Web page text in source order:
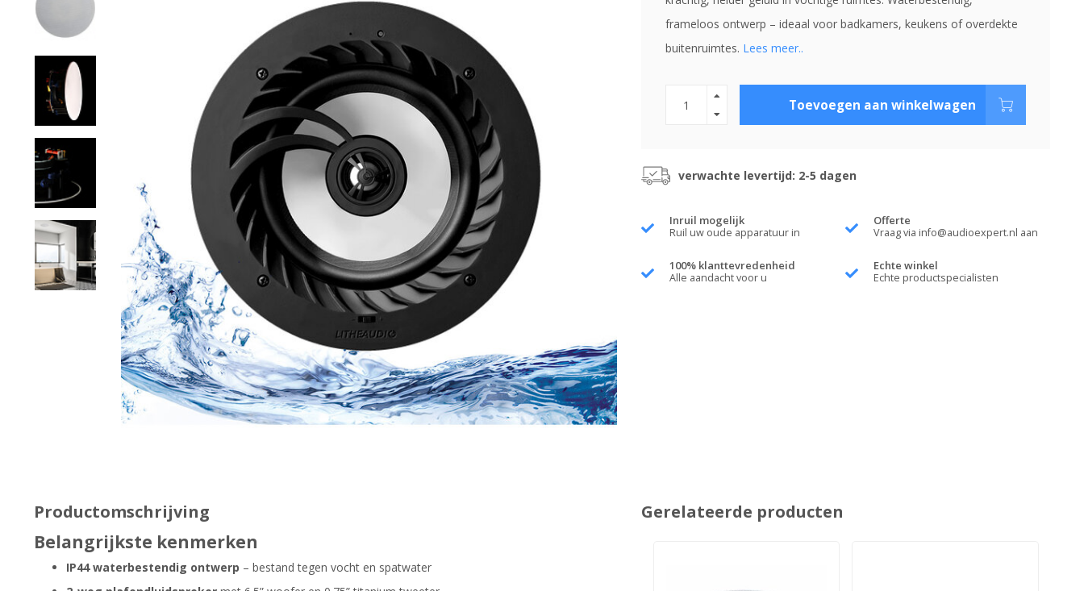
frameloos ontwerp – ideaal voor badkamers, keukens of overdekte
buitenruimtes. Lees meer..
Toevoegen aan winkelwagen
verwachte levertijd: 2-5 dagen
Inruil mogelijk
Ruil uw oude apparatuur in
Offerte
Vraag via info@audioexpert.nl aan
100% klanttevredenheid
Alle aandacht voor u
Echte winkel
Echte productspecialisten
Productomschrijving
Belangrijkste kenmerken
IP44 waterbestendig ontwerp – bestand tegen vocht en spatwater
Gerelateerde producten